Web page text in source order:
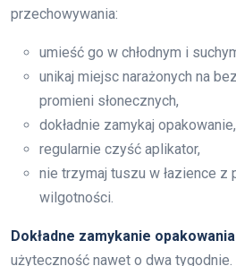
przechowywania:
umieść go w chłodnym i
unikaj miejsc narażonych na
promieni słonecznych,
dokładnie zamykaj opakowanie,
regularnie czyść aplikator,
nie trzymaj tuszu w łazience z
wilgotności.
Dokładne zamykanie opakowania
użyteczność nawet o dwa tygodnie.